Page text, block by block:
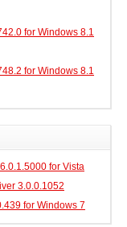
for Windows 8.1
for Windows 8.1
for Vista
3.0.0.1052
for Windows 7